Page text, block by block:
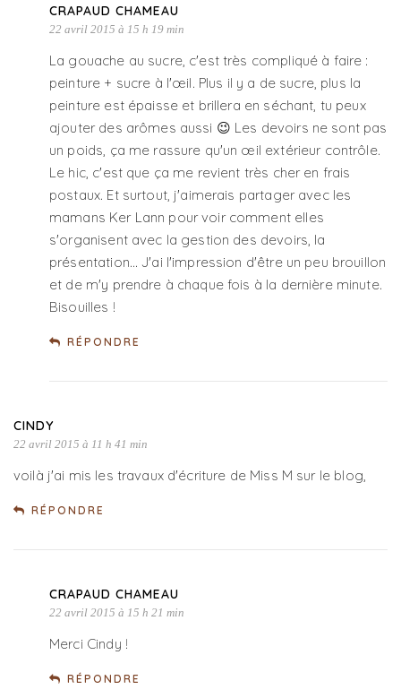
CRAPAUD CHAMEAU
22 avril 2015 à 15 h 19 min
La gouache au sucre, c'est très compliqué à faire :
peinture + sucre à l'œil. Plus il y a de sucre, plus la
peinture est épaisse et brillera en séchant, tu peux
ajouter des arômes aussi 😉 Les devoirs ne sont pas
un poids, ça me rassure qu'un œil extérieur contrôle.
Le hic, c'est que ça me revient très cher en frais
postaux. Et surtout, j'aimerais partager avec les
mamans Ker Lann pour voir comment elles
s'organisent avec la gestion des devoirs, la
présentation… J'ai l'impression d'être un peu brouillon
et de m'y prendre à chaque fois à la dernière minute.
Bisouilles !
RÉPONDRE
CINDY
22 avril 2015 à 11 h 41 min
voilà j'ai mis les travaux d'écriture de Miss M sur le blog,
RÉPONDRE
CRAPAUD CHAMEAU
22 avril 2015 à 15 h 21 min
Merci Cindy !
RÉPONDRE